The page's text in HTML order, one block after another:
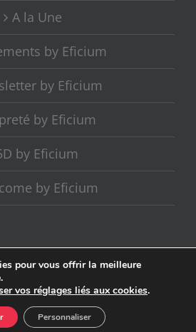
A la Une
by Eficium
by Eficium
by Eficium
by Eficium
by Eficium
réalisé et administré parPurple Factory
FacebookLinkedInInstagram
pour vous offrir la meilleure
vos réglages liés aux cookies.
Personnaliser